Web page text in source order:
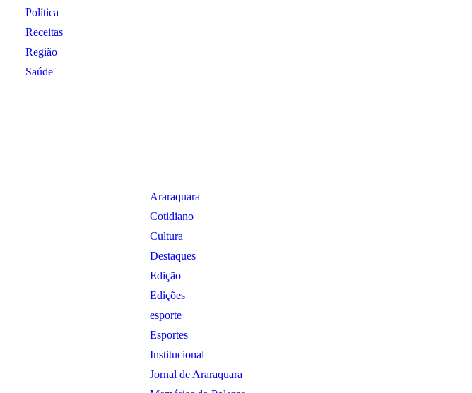
Política
Receitas
Região
Saúde
Araraquara
Cotidiano
Cultura
Destaques
Edição
Edições
esporte
Esportes
Institucional
Jornal de Araraquara